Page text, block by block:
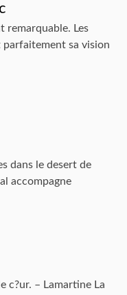
remarquable. Les
sa vision
dans le desert de
accompagne
c?ur. – Lamartine La